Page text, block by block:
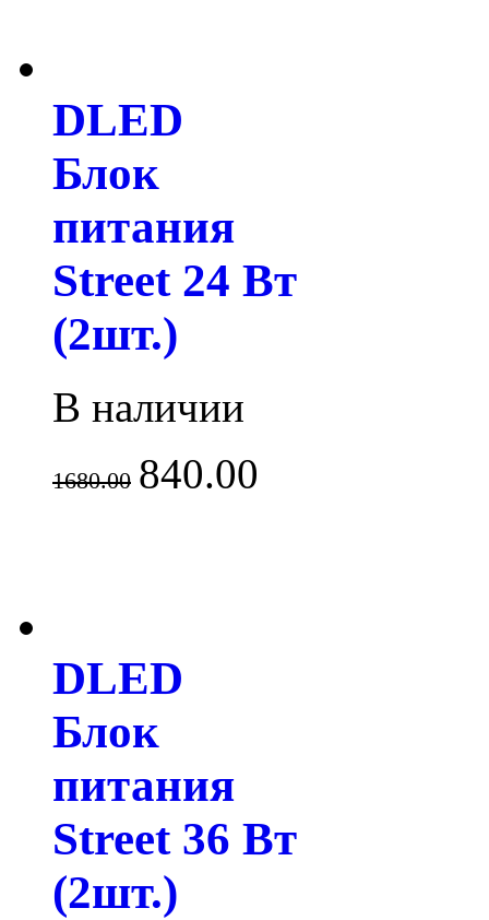
DLED
Блок
питания
Street 24 Вт
(2шт.)
В наличии
1680.00 840.00
DLED
Блок
питания
Street 36 Вт
(2шт.)